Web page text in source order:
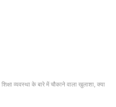
शिक्षा व्यवस्था के बारे में चौकाने वाला खुलाशा, क्या